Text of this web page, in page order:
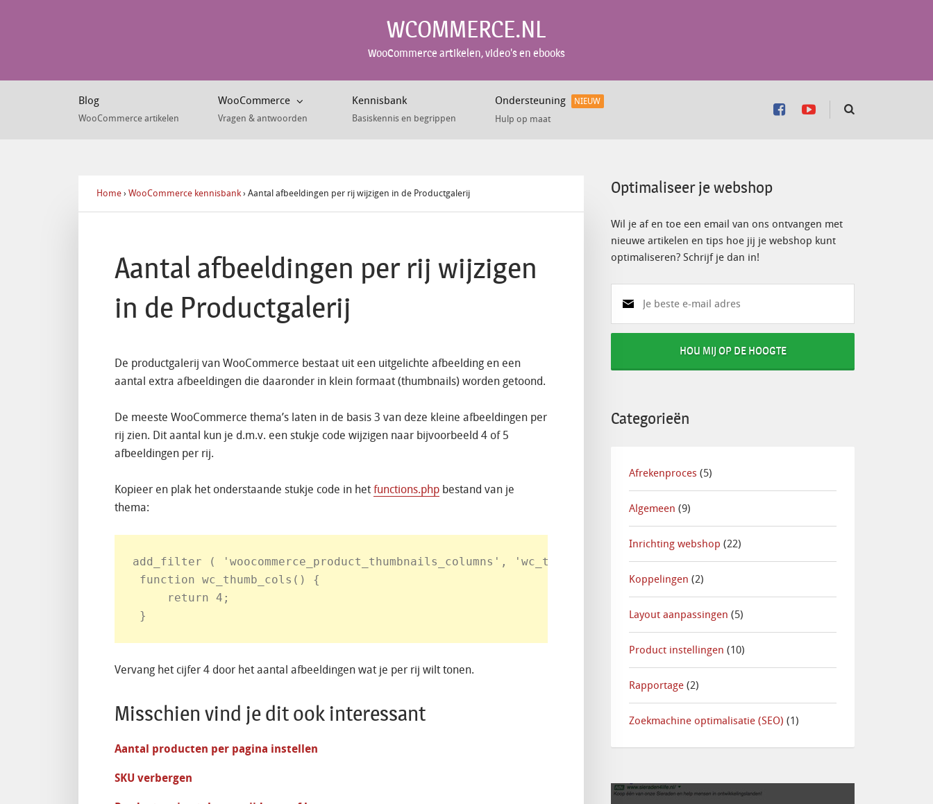
WCOMMERCE.NL
WooCommerce artikelen, video's en ebooks
Blog
WooCommerce artikelen
WooCommerce
Vragen & antwoorden
Kennisbank
Basiskennis en begrippen
Ondersteuning NIEUW
Hulp op maat
Home › WooCommerce kennisbank› Aantal afbeeldingen per rij wijzigen in de Productgalerij
Aantal afbeeldingen per rij wijzigen
in de Productgalerij
De productgalerij van WooCommerce bestaat uit een uitgelichte afbeelding en een
aantal extra afbeeldingen die daaronder in klein formaat (thumbnails) worden getoond.
De meeste WooCommerce thema’s laten in de basis 3 van deze kleine afbeeldingen per
rij zien. Dit aantal kun je d.m.v. een stukje code wijzigen naar bijvoorbeeld 4 of 5
afbeeldingen per rij.
Kopieer en plak het onderstaande stukje code in het functions.php bestand van je
thema:
add_filter ( 'woocommerce_product_thumbnails_columns', 'wc_thumb_cols' );
function wc_thumb_cols() {
     return 4;
Vervang het cijfer 4 door het aantal afbeeldingen wat je per rij wilt tonen.
Misschien vind je dit ook interessant
Aantal producten per pagina instellen
SKU verbergen
Optimaliseer je webshop
Wil je af en toe een email van ons ontvangen met
nieuwe artikelen en tips hoe jij je webshop kunt
optimaliseren? Schrijf je dan in!
HOU MIJ OP DE HOOGTE
Categorieën
Afrekenproces (5)
Algemeen (9)
Inrichting webshop (22)
Koppelingen (2)
Layout aanpassingen (5)
Product instellingen (10)
Rapportage (2)
Zoekmachine optimalisatie (SEO) (1)